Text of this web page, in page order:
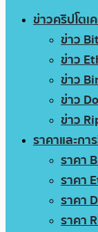
ข่าวคริปโตเ
ข่าว
ข่าว
ข่าว
ข่าว
ข่าว
ราคาและกา
ราคา
ราคา
ราคา
ราคา